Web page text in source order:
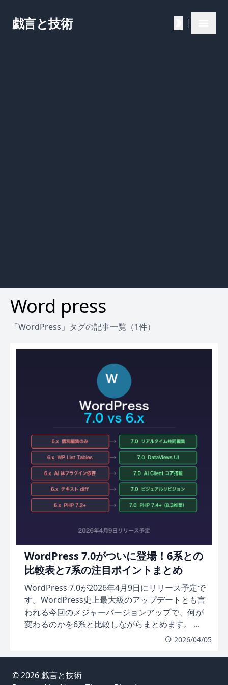
戯言と技術 |
Word press
「WordPress」タグの記事一覧（1件）
WordPress 7.0がついに登場！6系との
比較表と7系の注目ポイントまとめ
WordPress 7.0が2026年4月9日にリリース予定で
す。WordPress史上最大級のアップデートとも言
われる今回のメジャーバージョンアップで、何が
変わるのかを6系と比較しながらまとめます。 ...
2026/04/05
© 2026 戯言と技術